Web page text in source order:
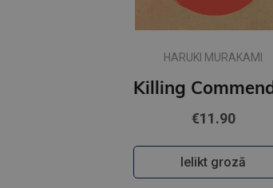
HARUKI MURAKAMI
€11.90
Ielikt grozā